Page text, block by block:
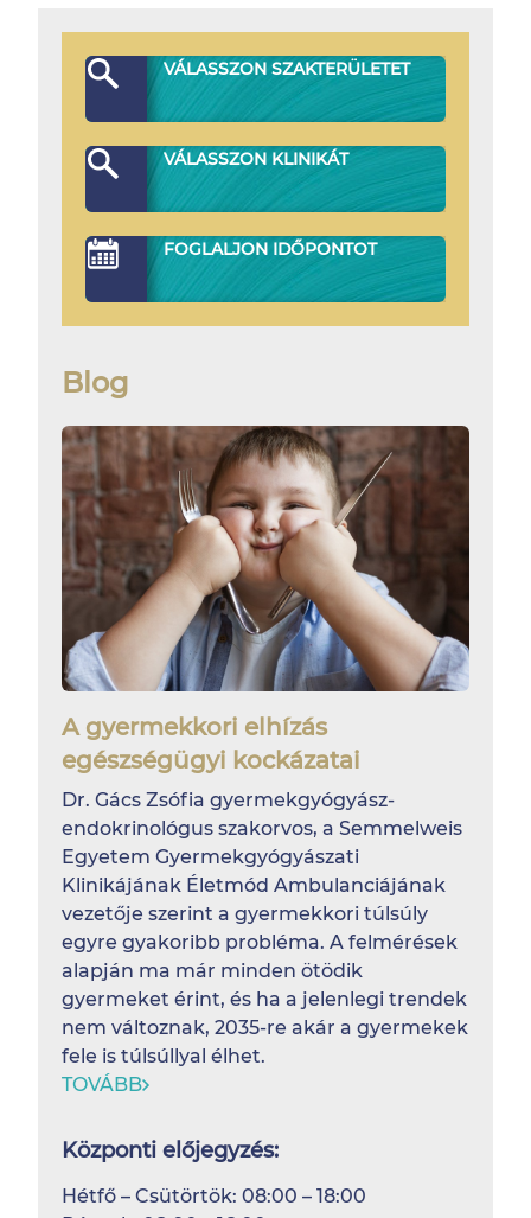
VÁLASSZON SZAKTERÜLETET
VÁLASSZON KLINIKÁT
FOGLALJON IDŐPONTOT
Blog
A gyermekkori elhízás
egészségügyi kockázatai
Dr. Gács Zsófia gyermekgyógyász-
endokrinológus szakorvos, a Semmelweis
Egyetem Gyermekgyógyászati
Klinikájának Életmód Ambulanciájának
vezetője szerint a gyermekkori túlsúly
egyre gyakoribb probléma. A felmérések
alapján ma már minden ötödik
gyermeket érint, és ha a jelenlegi trendek
nem változnak, 2035-re akár a gyermekek
fele is túlsúllyal élhet.
TOVÁBB
Központi előjegyzés:
Hétfő – Csütörtök: 08:00 – 18:00